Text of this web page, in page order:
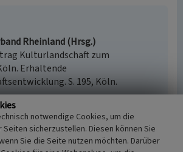
Rheinland (Hrsg.)
Kulturlandschaft zum
Erhaltende
S. 195, Köln.
Regionalplan
notwendige Cookies, um die
sicherzustellen. Diesen können Sie
Sie die Seite nutzen möchten. Darüber